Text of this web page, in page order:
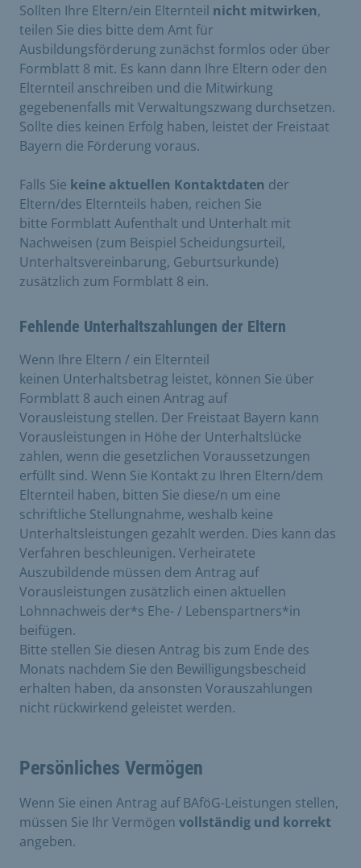
Sollten Ihre Eltern/ein Elternteil nicht mitwirken,
teilen Sie dies bitte dem Amt für
Ausbildungsförderung zunächst formlos oder über
Formblatt 8 mit. Es kann dann Ihre Eltern oder den
Elternteil anschreiben und die Mitwirkung
gegebenenfalls mit Verwaltungszwang durchsetzen.
Sollte dies keinen Erfolg haben, leistet der Freistaat
Bayern die Förderung voraus.
Falls Sie keine aktuellen Kontaktdaten der
Eltern/des Elternteils haben, reichen Sie
bitte Formblatt Aufenthalt und Unterhalt mit
Nachweisen (zum Beispiel Scheidungsurteil,
Unterhaltsvereinbarung, Geburtsurkunde)
zusätzlich zum Formblatt 8 ein.
Fehlende Unterhaltszahlungen der Eltern
Wenn Ihre Eltern / ein Elternteil
keinen Unterhaltsbetrag leistet, können Sie über
Formblatt 8 auch einen Antrag auf
Vorausleistung stellen. Der Freistaat Bayern kann
Vorausleistungen in Höhe der Unterhaltslücke
zahlen, wenn die gesetzlichen Voraussetzungen
erfüllt sind. Wenn Sie Kontakt zu Ihren Eltern/dem
Elternteil haben, bitten Sie diese/n um eine
schriftliche Stellungnahme, weshalb keine
Unterhaltsleistungen gezahlt werden. Dies kann das
Verfahren beschleunigen. Verheiratete
Auszubildende müssen dem Antrag auf
Vorausleistungen zusätzlich einen aktuellen
Lohnnachweis der*s Ehe- / Lebenspartners*in
beifügen.
Bitte stellen Sie diesen Antrag bis zum Ende des
Monats nachdem Sie den Bewilligungsbescheid
erhalten haben, da ansonsten Vorauszahlungen
nicht rückwirkend geleistet werden.
Persönliches Vermögen
Wenn Sie einen Antrag auf BAföG-Leistungen stellen,
müssen Sie Ihr Vermögen vollständig und korrekt
angeben.